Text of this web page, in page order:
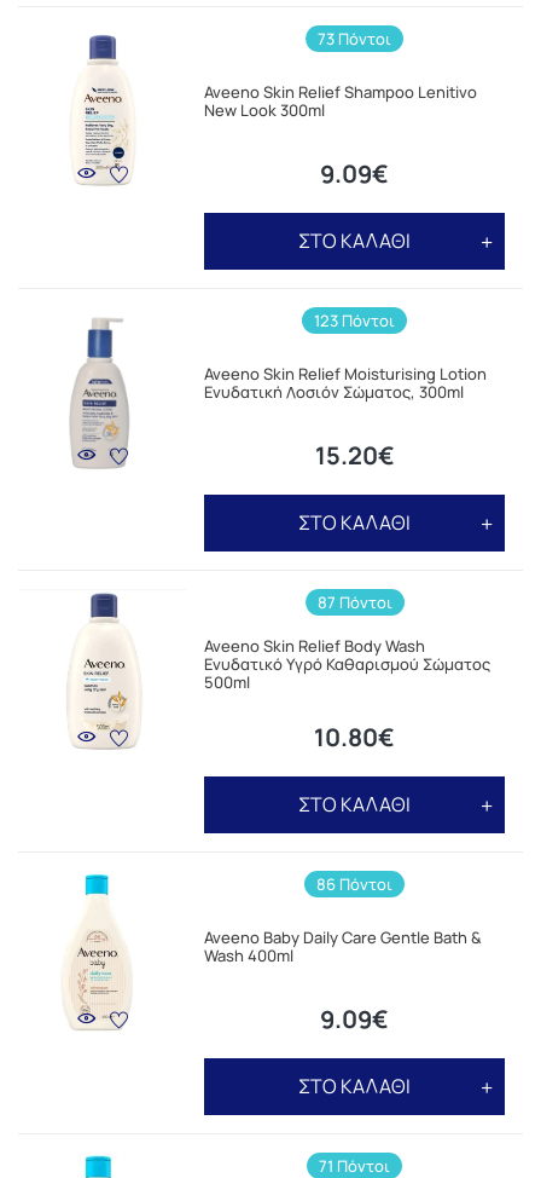
73 Πόντοι
Aveeno Skin Relief Shampoo Lenitivo
New Look 300ml
9.09€
ΣΤΟ ΚΑΛΑΘΙ
123 Πόντοι
Aveeno Skin Relief Moisturising Lotion
Ενυδατική Λοσιόν Σώματος, 300ml
15.20€
ΣΤΟ ΚΑΛΑΘΙ
87 Πόντοι
Aveeno Skin Relief Body Wash
Ενυδατικό Υγρό Καθαρισμού Σώματος
500ml
10.80€
ΣΤΟ ΚΑΛΑΘΙ
86 Πόντοι
Aveeno Baby Daily Care Gentle Bath &
Wash 400ml
9.09€
ΣΤΟ ΚΑΛΑΘΙ
71 Πόντοι